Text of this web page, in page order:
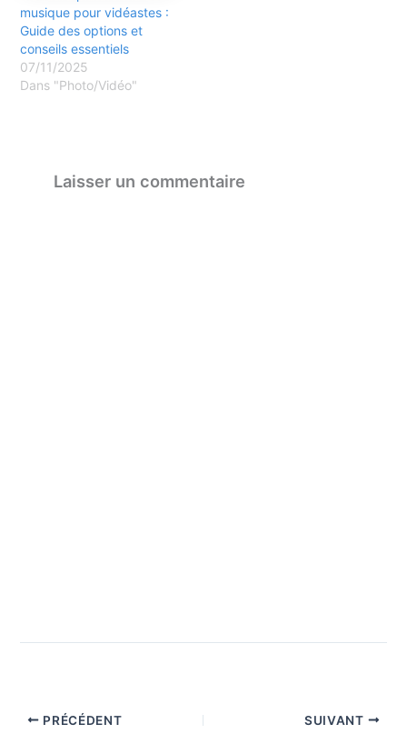
musique pour vidéastes :
Guide des options et
conseils essentiels
07/11/2025
Dans "Photo/Vidéo"
Laisser un commentaire
PRÉCÉDENT SUIVANT